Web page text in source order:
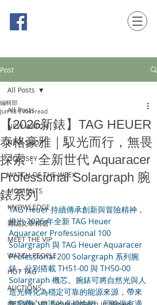
Post
All Posts
NEW WATCH
NEW SHOP
ODYSSEY
WATCH OF THE WEEK
MOMENTS
KNOWLEDGE
雜誌文章精選
MEET THE VIP
WATCH PEOPLE
HOT TAG
AUCTIONS
All Posts
【2026新錶】TAG HEUER
泰格豪雅｜馭光而行，無畏
探索：全新世代 Aquaracer
Professional Solargraph 腕
錶系列
編輯部
Jun 183 min read
TAG Heuer 持續傳承創新與冒險精神，
推出 2026 年全新 TAG Heuer
Aquaracer Professional 100
Solargraph 與 TAG Heuer Aquaracer
Professional 200 Solargraph 系列腕
錶，分別搭載 TH51-00 與 TH50-00
Solargraph 機芯。腕錶可將自然光與人
造光轉化為穩定可靠的能源來源，帶來